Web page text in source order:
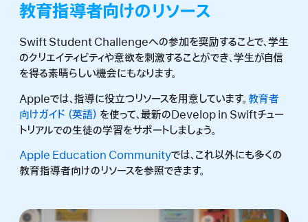
教育指導者向けのリソース
Swift Student Challengeへの参加を奨励することで、学生
のクリエイティビティや意欲を刺激することができ、学生が自信
を得る素晴らしい機会にもなります。
Appleでは、指導に役立つリソースを用意しています。 教育者
向けガイド
を使って、最新のDevelop in Swiftチュー
トリアルでの生徒の学習をサポートしましょう。
Apple Education Communityでは、これ以外にも多くの
教育指導者向けのリソースを参照できます。